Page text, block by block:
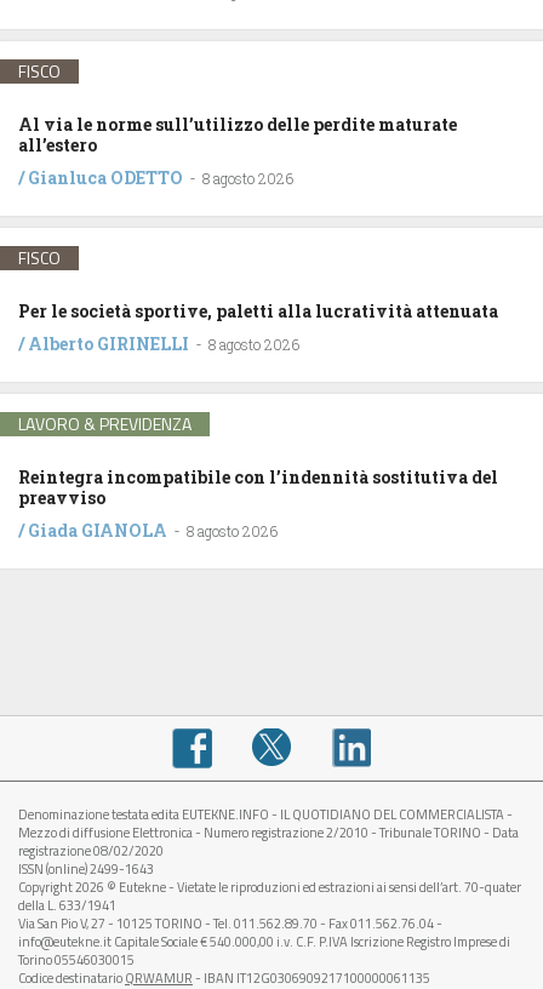
FISCO
Al via le norme sull’utilizzo delle perdite maturate
all’estero
/Gianluca ODETTO - 8 agosto 2026
FISCO
Per le società sportive, paletti alla lucratività attenuata
/Alberto GIRINELLI - 8 agosto 2026
LAVORO & PREVIDENZA
Reintegra incompatibile con l’indennità sostitutiva del
preavviso
/Giada GIANOLA - 8 agosto 2026
Denominazione testata edita EUTEKNE.INFO - IL QUOTIDIANO DEL COMMERCIALISTA -
Mezzo di diffusione Elettronica - Numero registrazione 2/2010 - Tribunale TORINO - Data
registrazione 08/02/2020
ISSN (online) 2499-1643
Copyright 2026 © Eutekne - Vietate le riproduzioni ed estrazioni ai sensi dell’art. 70-quater
della L. 633/1941
Via San Pio V, 27 - 10125 TORINO - Tel. 011.562.89.70 - Fax 011.562.76.04 -
info@eutekne.it Capitale Sociale € 540.000,00 i.v. C.F. P.IVA Iscrizione Registro Imprese di
Torino 05546030015
Codice destinatarioQRWAMUR- IBAN IT12G0306909217100000061135